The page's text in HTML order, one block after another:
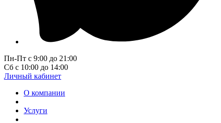
Пн-Пт с 9:00 до 21:00
Сб с 10:00 до 14:00
Личный кабинет
О компании
Услуги